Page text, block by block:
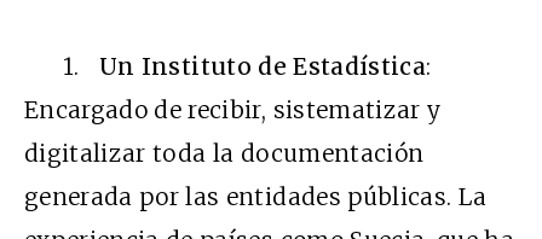
1. Un Instituto de Estadística:
Encargado de recibir, sistematizar y
digitalizar toda la documentación
generada por las entidades públicas. La